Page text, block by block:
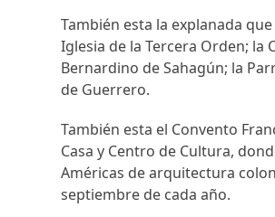
También esta la explanada
Iglesia de la Tercera Orden; la
Bernardino de Sahagún; la
de Guerrero.
También esta el Convento
Casa y Centro de Cultura,
Américas de arquitectura
septiembre de cada año.